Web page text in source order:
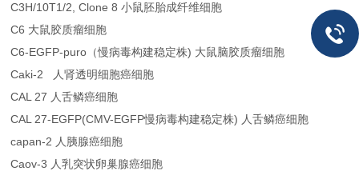
C3H/10T1/2, Clone 8 小鼠胚胎成纤维细胞
C6 大鼠胶质瘤细胞
C6-EGFP-puro（慢病毒构建稳定株) 大鼠脑胶质瘤细胞
Caki-2 人肾透明细胞癌细胞
CAL 27 人舌鳞癌细胞
CAL 27-EGFP(CMV-EGFP慢病毒构建稳定株) 人舌鳞癌细胞
capan-2 人胰腺癌细胞
Caov-3 人乳突状卵巢腺癌细胞